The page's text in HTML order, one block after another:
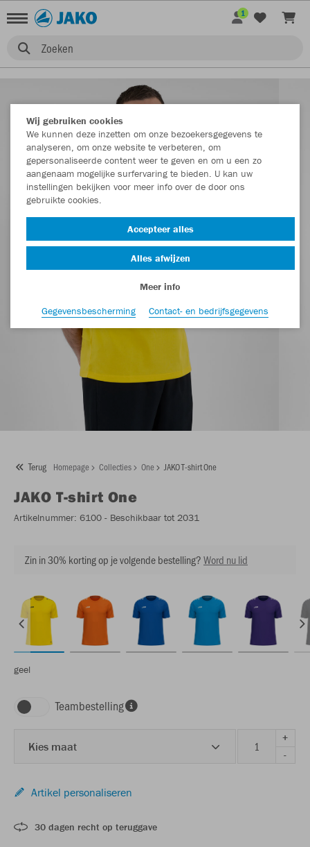
Zoeken
1
Terug Homepage Collecties One JAKO T-shirt One
JAKO T-shirt One
Artikelnummer: 6100 - Beschikbaar tot 2031
Zin in 30% korting op je volgende bestelling?Word nu lid
geel
Teambestelling
Kies maat
+
-
Artikel personaliseren
30 dagen recht op teruggave
Wij gebruiken cookies
We kunnen deze inzetten om onze bezoekersgegevens te
analyseren, om onze website te verbeteren, om
gepersonaliseerde content weer te geven en om u een zo
aangenaam mogelijke surfervaring te bieden. U kan uw
instellingen bekijken voor meer info over de door ons
gebruikte cookies.
Accepteer alles
Alles afwijzen
Meer info
Gegevensbescherming
Contact- en bedrijfsgegevens